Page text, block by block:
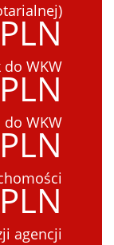
WKW
WKW
agencji